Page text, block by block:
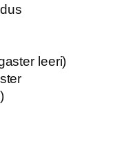
leeri)